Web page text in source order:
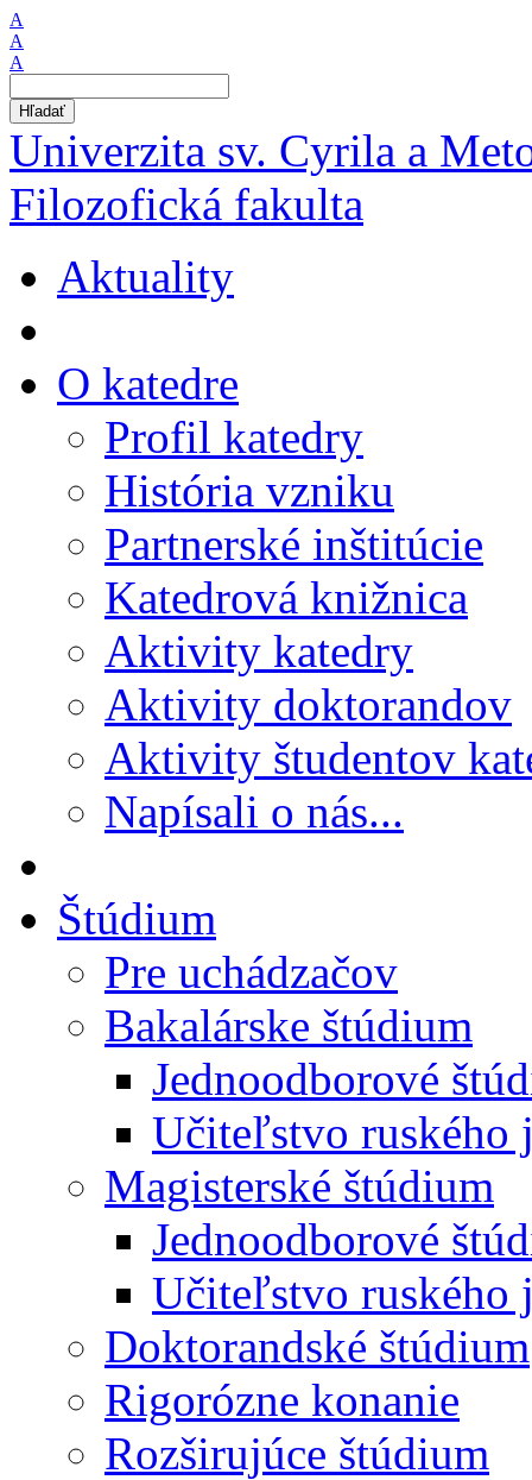
A
A
A
Hľadať
Univerzita sv. Cyrila a
Filozofická fakulta
Aktuality
O katedre
Profil katedry
História vzniku
Partnerské inštitúcie
Katedrová knižnica
Aktivity katedry
Aktivity doktorandov
Aktivity študentov
Napísali o nás...
Štúdium
Pre uchádzačov
Bakalárske štúdium
Jednoodborové
Učiteľstvo ruského
Magisterské štúdium
Jednoodborové
Učiteľstvo ruského
Doktorandské štúdium
Rigorózne konanie
Rozširujúce štúdium